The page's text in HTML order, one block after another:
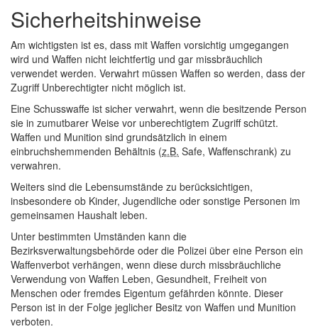
Sicherheitshinweise
Am wichtigsten ist es, dass mit Waffen vorsichtig umgegangen
wird und Waffen nicht leichtfertig und gar missbräuchlich
verwendet werden. Verwahrt müssen Waffen so werden, dass der
Zugriff Unberechtigter nicht möglich ist.
Eine Schusswaffe ist sicher verwahrt, wenn die besitzende Person
sie in zumutbarer Weise vor unberechtigtem Zugriff schützt.
Waffen und Munition sind grundsätzlich in einem
einbruchshemmenden Behältnis (z.B. Safe, Waffenschrank) zu
verwahren.
Weiters sind die Lebensumstände zu berücksichtigen,
insbesondere ob Kinder, Jugendliche oder sonstige Personen im
gemeinsamen Haushalt leben.
Unter bestimmten Umständen kann die
Bezirksverwaltungsbehörde oder die Polizei über eine Person ein
Waffenverbot verhängen, wenn diese durch missbräuchliche
Verwendung von Waffen Leben, Gesundheit, Freiheit von
Menschen oder fremdes Eigentum gefährden könnte. Dieser
Person ist in der Folge jeglicher Besitz von Waffen und Munition
verboten.